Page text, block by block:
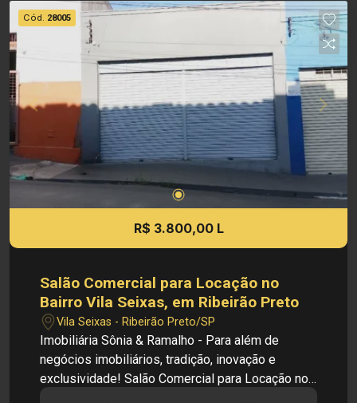
Investimento de IPTU: R$ 164,00 Obs: A
imobiliária se reserva ao direito de alterar
qualquer informação referente aos valores,
dados e disponibilidade de seus imóveis, sem
aviso prévio.
Cód. 28005
R$ 3.800,00 L
Salão Comercial para Locação no
Bairro Vila Seixas, em Ribeirão Preto
Vila Seixas - Ribeirão Preto/SP
Imobiliária Sônia & Ramalho - Para além de
negócios imobiliários, tradição, inovação e
exclusividade! Salão Comercial para Locação no